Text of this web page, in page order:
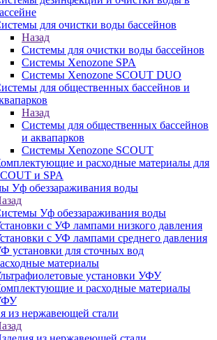
для очистки воды бассейнов
Назад
Системы для очистки воды бассейнов
Системы Xenozone SPA
Системы Xenozone SCOUT DUO
для общественных бассейнов и
Назад
Системы для общественных бассейнов
и аквапарков
Системы Xenozone SCOUT
и расходные материалы для
и SPA
Уф обеззараживания воды
Уф обеззараживания воды
с УФ лампами низкого давления
с УФ лампами среднего давления
установки для сточных вод
материалы
установки УФУ
и расходные материалы
из нержавеющей стали